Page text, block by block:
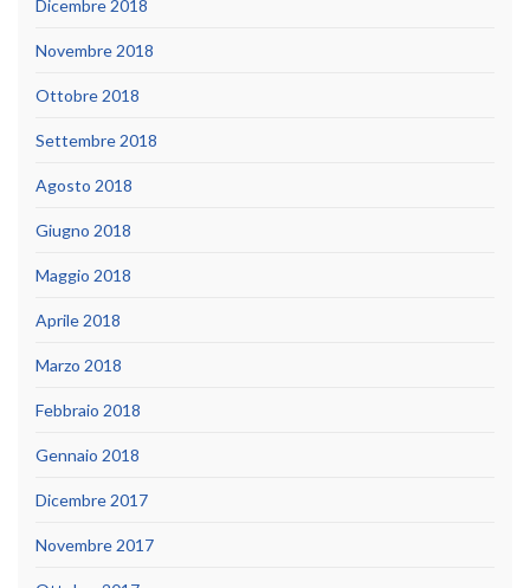
Dicembre 2018
Novembre 2018
Ottobre 2018
Settembre 2018
Agosto 2018
Giugno 2018
Maggio 2018
Aprile 2018
Marzo 2018
Febbraio 2018
Gennaio 2018
Dicembre 2017
Novembre 2017